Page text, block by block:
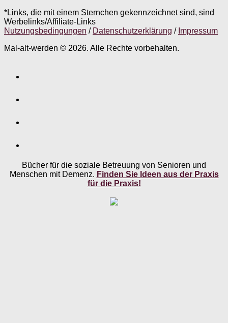
*Links, die mit einem Sternchen gekennzeichnet sind, sind
Werbelinks/Affiliate-Links
Nutzungsbedingungen / Datenschutzerklärung / Impressum
Mal-alt-werden © 2026. Alle Rechte vorbehalten.
Bücher für die soziale Betreuung von Senioren und
Menschen mit Demenz. Finden Sie Ideen aus der Praxis
für die Praxis!